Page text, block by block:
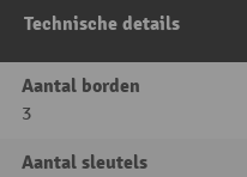
Technische details
Aantal borden
3
Aantal sleutels